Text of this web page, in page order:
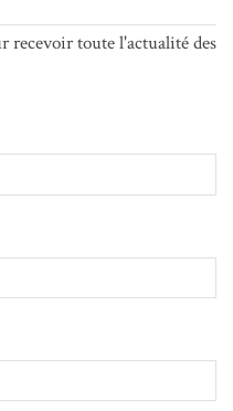
recevoir toute l'actualité des